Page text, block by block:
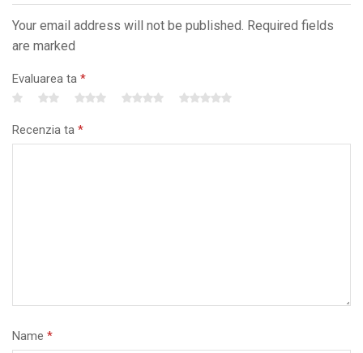
Your email address will not be published. Required fields
are marked
Evaluarea ta *
Recenzia ta *
Name *